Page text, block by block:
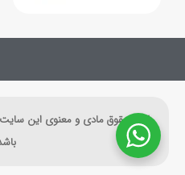
کلیه حقوق مادی و معنوی این